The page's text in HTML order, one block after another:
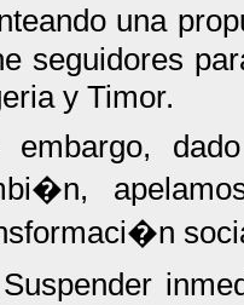
una
seguidores
y Timor.
embargo,
Suspender